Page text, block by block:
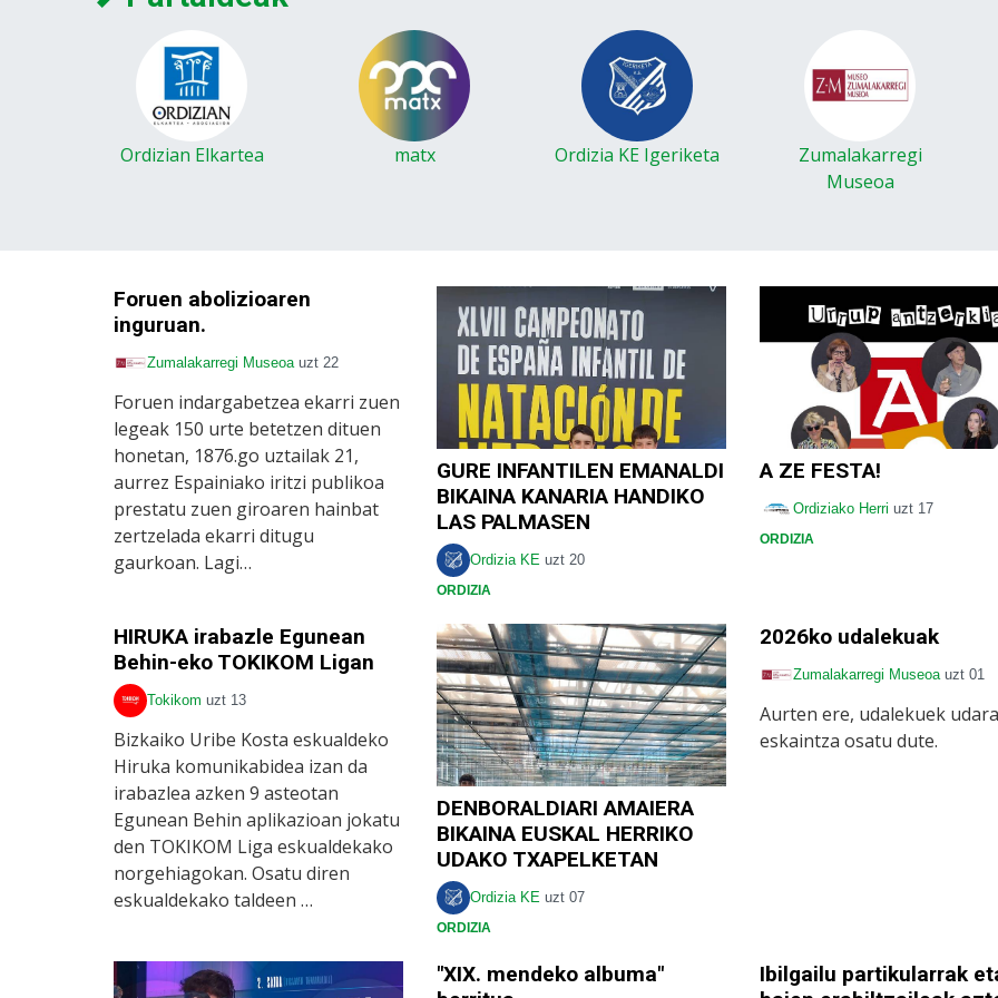
Ordizian Elkartea matx Ordizia KE Igeriketa
Zumalakarregi
Museoa
Foruen abolizioaren
inguruan.
Zumalakarregi Museoa uzt 22
Foruen indargabetzea ekarri zuen
legeak 150 urte betetzen dituen
honetan, 1876.go uztailak 21,
aurrez Espainiako iritzi publikoa
prestatu zuen giroaren hainbat
zertzelada ekarri ditugu
gaurkoan. Lagi…
GURE INFANTILEN EMANALDI
BIKAINA KANARIA HANDIKO
LAS PALMASEN
Ordizia KE uzt 20
ORDIZIA
A ZE FESTA!
Ordiziako Herri uzt 17
ORDIZIA
HIRUKA irabazle Egunean
Behin-eko TOKIKOM Ligan
Tokikom uzt 13
Bizkaiko Uribe Kosta eskualdeko
Hiruka komunikabidea izan da
irabazlea azken 9 asteotan
Egunean Behin aplikazioan jokatu
den TOKIKOM Liga eskualdekako
norgehiagokan. Osatu diren
eskualdekako taldeen …
DENBORALDIARI AMAIERA
BIKAINA EUSKAL HERRIKO
UDAKO TXAPELKETAN
Ordizia KE uzt 07
ORDIZIA
2026ko udalekuak
Zumalakarregi Museoa uzt 01
Aurten ere, udalekuek
eskaintza osatu dute.
"XIX. mendeko albuma"
Ibilgailu partikularrak